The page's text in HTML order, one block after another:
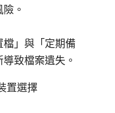
。
」與「定期備
致檔案遺失。
置選擇